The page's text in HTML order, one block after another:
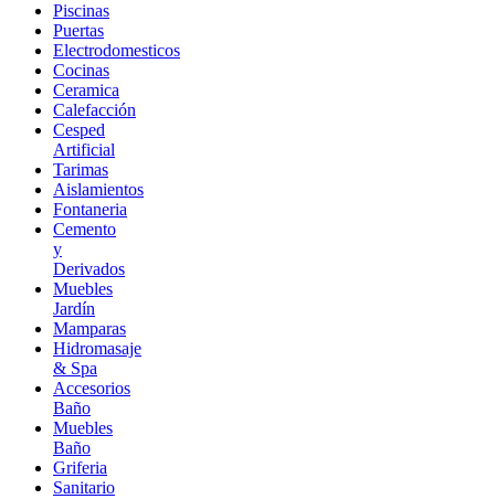
Piscinas
Puertas
Electrodomesticos
Cocinas
Ceramica
Calefacción
Cesped
Artificial
Tarimas
Aislamientos
Fontaneria
Cemento
y
Derivados
Muebles
Jardín
Mamparas
Hidromasaje
& Spa
Accesorios
Baño
Muebles
Baño
Griferia
Sanitario